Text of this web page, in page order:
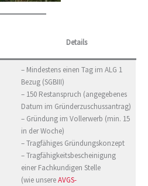
Details
– Mindestens einen Tag im ALG 1
Bezug (SGBIII)
– 150 Restanspruch (angegebenes
Datum im Gründerzuschussantrag)
– Gründung im Vollerwerb (min. 15
in der Woche)
– Tragfähiges Gründungskonzept
– Tragfähigkeitsbescheinigung
einer Fachkundigen Stelle
(wie unsereAVGS-